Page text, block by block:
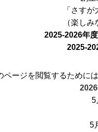
「さすが
（楽しみ
2025-2026年
2025-
ページを閲覧するために
5
5